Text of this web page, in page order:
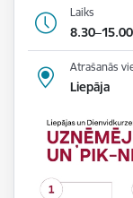
Laiks
8.30–15.00
Atrašanās
Liepāja